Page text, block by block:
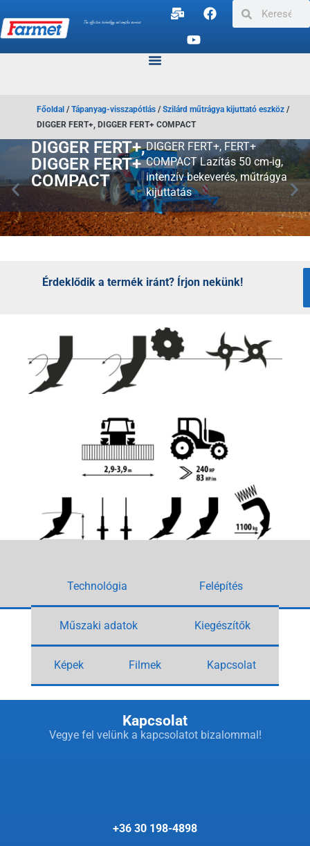
Főoldal/Tápanyag-visszapótlás/Szilárd műtrágya kijuttató eszköz/
DIGGER FERT+, DIGGER FERT+ COMPACT
DIGGER FERT+,
DIGGER FERT+
COMPACT
DIGGER FERT+, FERT+
COMPACT Lazítás 50 cm-ig,
intenzív bekeverés, műtrágya
kijuttatás
Érdeklődik a termék iránt? Írjon nekünk!
Technológia Felépítés
Műszaki adatok Kiegészítők
Képek Filmek Kapcsolat
Kapcsolat
Vegye fel velünk a kapcsolatot bizalommal!
+36 30 198-4898